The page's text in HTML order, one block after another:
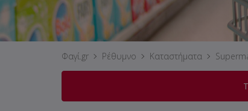
Φαγί.gr Ρέθυμνο Καταστήματα